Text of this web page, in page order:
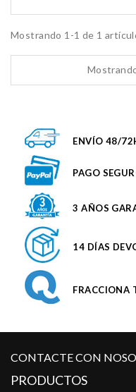
Mostrando 1-1 de 1
ENVÍO 48/
PAGO
3 AÑOS
14 DÍAS
FRACCIONA
CONTACTE CON
PRODUCTOS